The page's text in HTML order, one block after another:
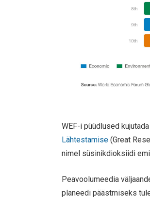
WEF-i püüdlused
Lähtestamise (Great
nimel süsinikdioksiidi
Peavoolumeedia
planeedi päästmiseks